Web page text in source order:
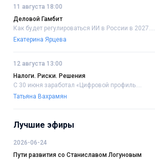
11 августа 18:00
Деловой Гамбит
Как будет регулироваться ИИ в России в 2027....
Екатерина Ярцева
12 августа 13:00
Налоги. Риски. Решения
С 30 июня заработал «Цифровой профиль....
Татьяна Вахрамян
Лучшие эфиры
2026-06-24
Пути развития со Станиславом Логуновым